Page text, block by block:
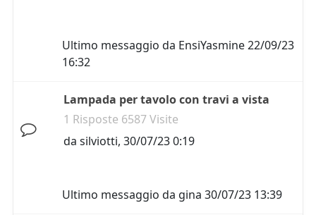
Ultimo messaggio da EnsiYasmine22/09/23
16:32
Lampada per tavolo con travi a vista
1 Risposte 6587 Visite
da silviotti, 30/07/23 0:19
Ultimo messaggio da gina 30/07/23 13:39